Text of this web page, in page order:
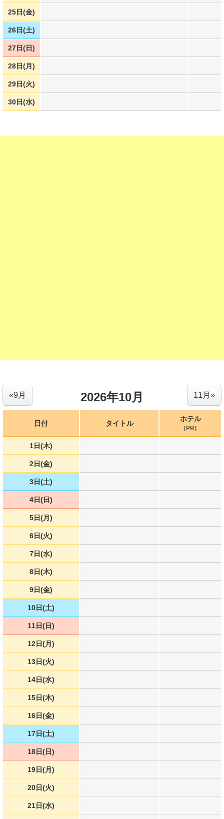
25日(金)
26日(土)
27日(日)
28日(月)
29日(火)
30日(水)
2026年10月 11月»
«9月
日付 タイトル
ホテル
[PR]
1日(木)
2日(金)
3日(土)
4日(日)
5日(月)
6日(火)
7日(水)
8日(木)
9日(金)
10日(土)
11日(日)
12日(月)
13日(火)
14日(水)
15日(木)
16日(金)
17日(土)
18日(日)
19日(月)
20日(火)
21日(水)